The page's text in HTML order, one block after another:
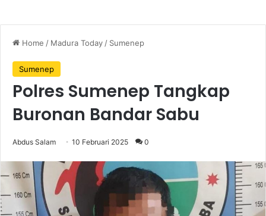
Home / Madura Today / Sumenep
Sumenep
Polres Sumenep Tangkap
Buronan Bandar Sabu
Abdus Salam 10 Februari 2025 0